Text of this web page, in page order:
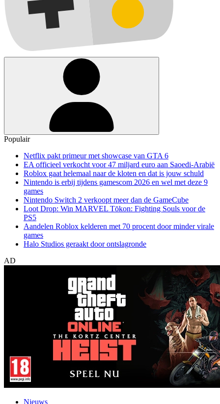
Populair
Netflix pakt primeur met showcase van GTA 6
EA officieel verkocht voor 47 miljard euro aan Saoedi-Arabië
Roblox gaat helemaal naar de kloten en dat is jouw schuld
Nintendo is erbij tijdens gamescom 2026 en wel met deze 9
games
Nintendo Switch 2 verkoopt meer dan de GameCube
Loot Drop: Win MARVEL Tōkon: Fighting Souls voor de
PS5
Aandelen Roblox kelderen met 70 procent door minder virale
games
Halo Studios geraakt door ontslagronde
AD
Nieuws